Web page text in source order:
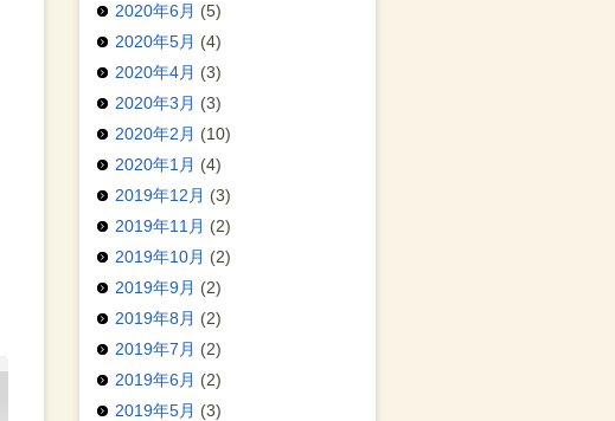
2020年6月 (5)
2020年5月 (4)
2020年4月 (3)
2020年3月 (3)
2020年2月 (10)
2020年1月 (4)
2019年12月 (3)
2019年11月 (2)
2019年10月 (2)
2019年9月 (2)
2019年8月 (2)
2019年7月 (2)
2019年6月 (2)
2019年5月 (3)